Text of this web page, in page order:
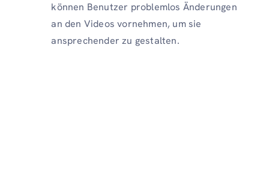
können Benutzer problemlos Änderungen
an den Videos vornehmen, um sie
ansprechender zu gestalten.